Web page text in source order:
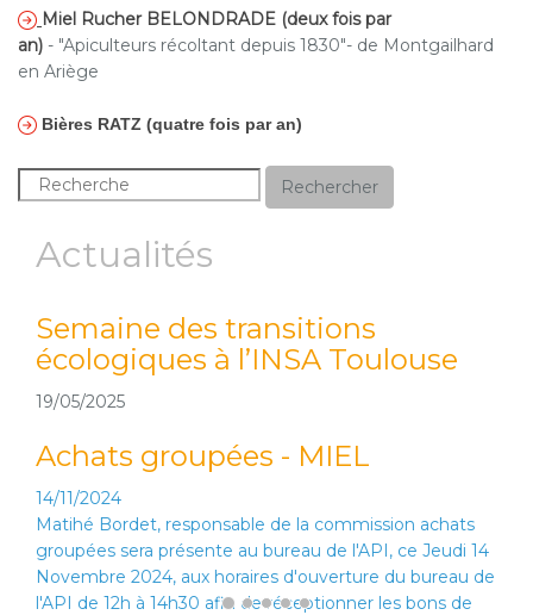
Miel Rucher BELONDRADE (deux fois par
an) - "Apiculteurs récoltant depuis 1830"- de Montgailhard
en Ariège
Bières RATZ (quatre fois par an)
Rechercher
Actualités
Semaine des transitions
écologiques à l’INSA Toulouse
19/05/2025
Achats groupées - MIEL
14/11/2024
Matihé Bordet, responsable de la commission achats
groupées sera présente au bureau de l'API, ce Jeudi 14
Novembre 2024, aux horaires d'ouverture du bureau de
l'API de 12h à 14h30 afin de réceptionner les bons de